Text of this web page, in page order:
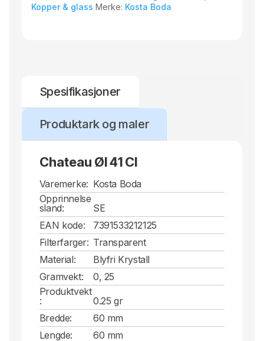
Kopper & glass Merke: Kosta Boda
Spesifikasjoner
Produktark og maler
Chateau Øl 41 Cl
Varemerke: Kosta Boda
Opprinnelse
sland:
SE
EAN kode:
7391533212125
Filterfarger: Transparent
Material:
Blyfri Krystall
Gramvekt:
0, 25
Produktvekt
:
0.25 gr
Bredde:
60 mm
Lengde:
60 mm